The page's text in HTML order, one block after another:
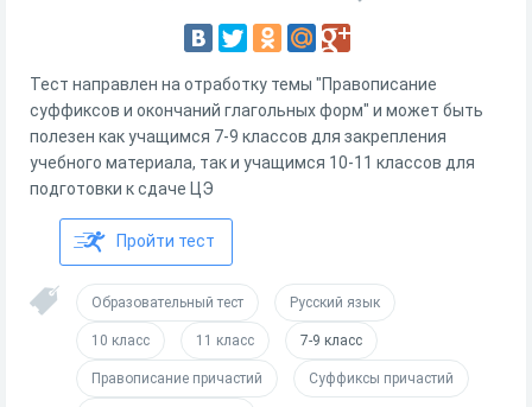
Тест направлен на отработку темы "Правописание
суффиксов и окончаний глагольных форм" и может быть
полезен как учащимся 7-9 классов для закрепления
учебного материала, так и учащимся 10-11 классов для
подготовки к сдаче ЦЭ
Пройти тест
Образовательный тест Русский язык
10 класс 11 класс 7-9 класс
Правописание причастий Суффиксы причастий